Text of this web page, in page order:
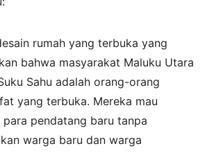
rumah yang terbuka yang
bahwa masyarakat Maluku Utara
Sahu adalah orang-orang
yang terbuka. Mereka mau
para pendatang baru tanpa
warga baru dan warga